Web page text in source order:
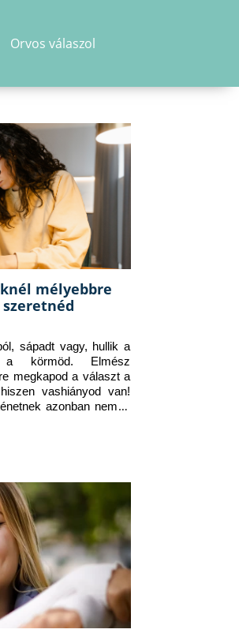
Orvos válaszol
mélyebbre
sápadt vagy, hullik a
körmöd. Elmész
megkapod a választ a
vashiányod van!
azonban nem itt